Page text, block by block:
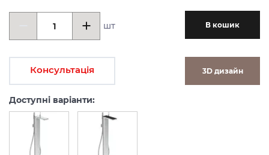
шт В кошик
Консультація 3D дизайн
Доступні варіанти: